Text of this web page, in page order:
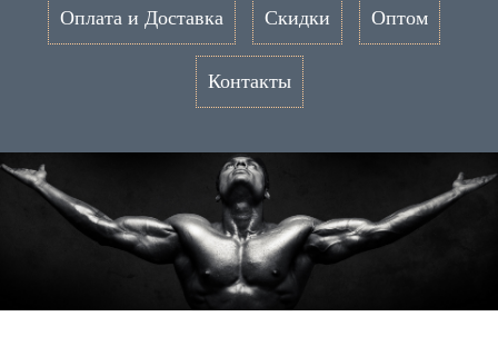
Оплата и Доставка Скидки Оптом
Контакты